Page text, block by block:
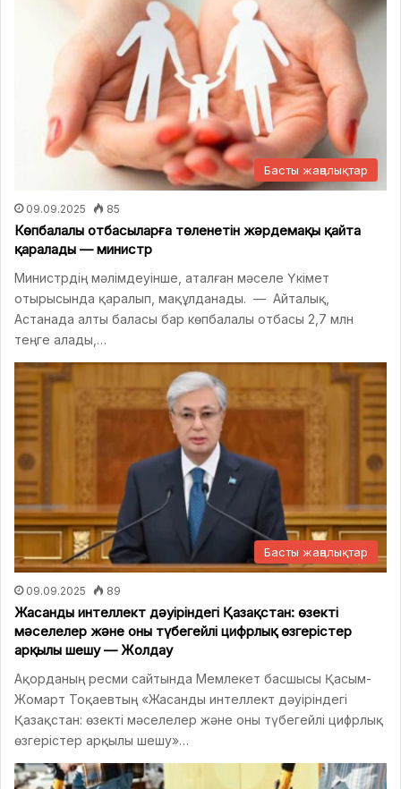
Басты жаңалықтар
09.09.2025 85
Көпбалалы отбасыларға төленетін жәрдемақы қайта
қаралады — министр
Министрдің мәлімдеуінше, аталған мәселе Үкімет
отырысында қаралып, мақұлданады. — Айталық,
Астанада алты баласы бар көпбалалы отбасы 2,7 млн
теңге алады,…
Басты жаңалықтар
09.09.2025 89
Жасанды интеллект дәуіріндегі Қазақстан: өзекті
мәселелер және оны түбегейлі цифрлық өзгерістер
арқылы шешу — Жолдау
Ақорданың ресми сайтында Мемлекет басшысы Қасым-
Жомарт Тоқаевтың «Жасанды интеллект дәуіріндегі
Қазақстан: өзекті мәселелер және оны түбегейлі цифрлық
өзгерістер арқылы шешу»…